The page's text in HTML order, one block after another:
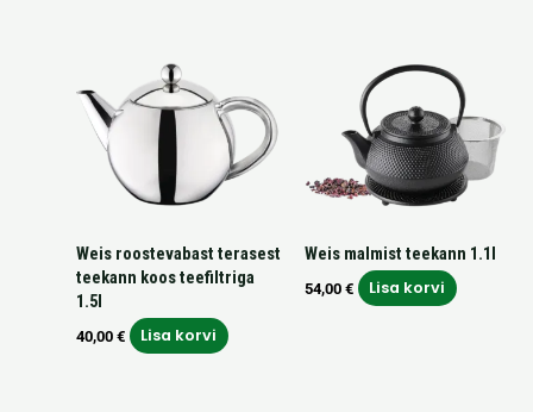
Weis roostevabast terasest
teekann koos teefiltriga
1.5l
40,00 € Lisa korvi
Weis malmist teekann 1.1l
54,00 € Lisa korvi